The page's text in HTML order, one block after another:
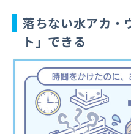
落ちない水アカ・
ト」できる